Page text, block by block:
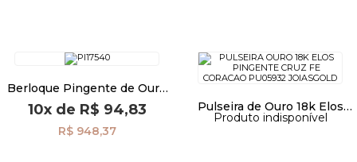
Berloque Pingente de Ouro
18k Menino Boné pi17540
10xde R$ 94,83
R$ 948,37
Pulseira de Ouro 18k Elos
com Pingente
Produto indisponível